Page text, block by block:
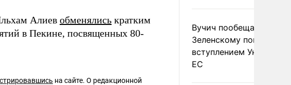
Алиев обменялись кратким
в Пекине, посвященных 80-
на сайте. О редакционной
Вучич пообещал
Зеленскому помочь со
вступлением Украины в
ЕС